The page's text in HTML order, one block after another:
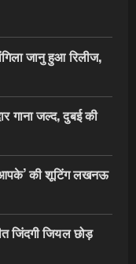
जानु हुआ रिलीज,
गाना जल्द, दुबई की
आपके’ की शूटिंग लखनऊ
जिंदगी जियल छोड़